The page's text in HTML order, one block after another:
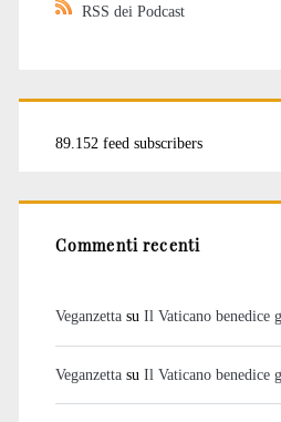
RSS dei Podcast
89.152 feed subscribers
Commenti recenti
Veganzettasu Il Vaticano benedice
Veganzettasu Il Vaticano benedice